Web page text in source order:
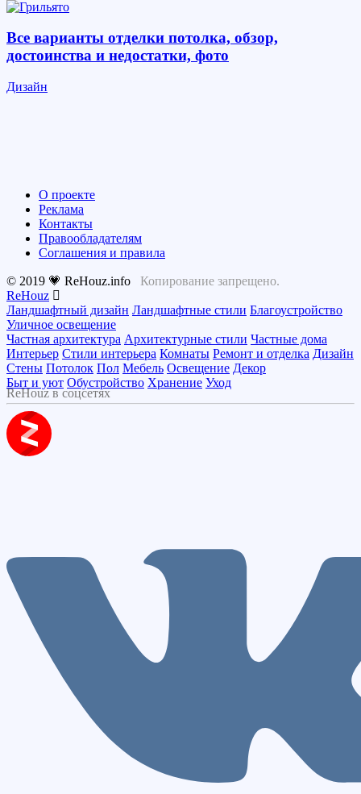
Все варианты отделки потолка, обзор,
достоинства и недостатки, фото
Дизайн
О проекте
Реклама
Контакты
Правообладателям
Соглашения и правила
© 2019 💗 ReHouz.info Копирование запрещено.
ReHouz
Ландшафтный дизайн Ландшафтные стили Благоустройство
Уличное освещение
Частная архитектура Архитектурные стили Частные дома
Интерьер Стили интерьера Комнаты Ремонт и отделка Дизайн
Стены Потолок Пол Мебель Освещение Декор
Быт и уют Обустройство Хранение Уход
ReHouz в соцсетях